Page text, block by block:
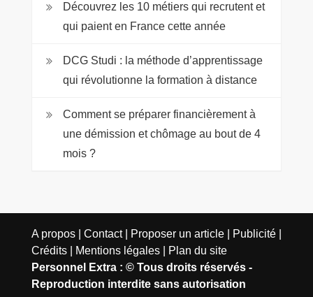
Découvrez les 10 métiers qui recrutent et
qui paient en France cette année
DCG Studi : la méthode d’apprentissage
qui révolutionne la formation à distance
Comment se préparer financièrement à
une démission et chômage au bout de 4
mois ?
A propos | Contact | Proposer un article | Publicité |
Crédits | Mentions légales |
Plan du site
Personnel Extra : © Tous droits réservés -
Reproduction interdite sans autorisation